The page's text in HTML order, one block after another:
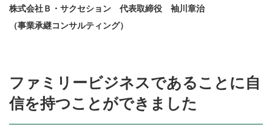
株式会社Ｂ・サクセション 代表取締役 袖川章治
（事業承継コンサルティング）
ファミリービジネスであることに自
信を持つことができました